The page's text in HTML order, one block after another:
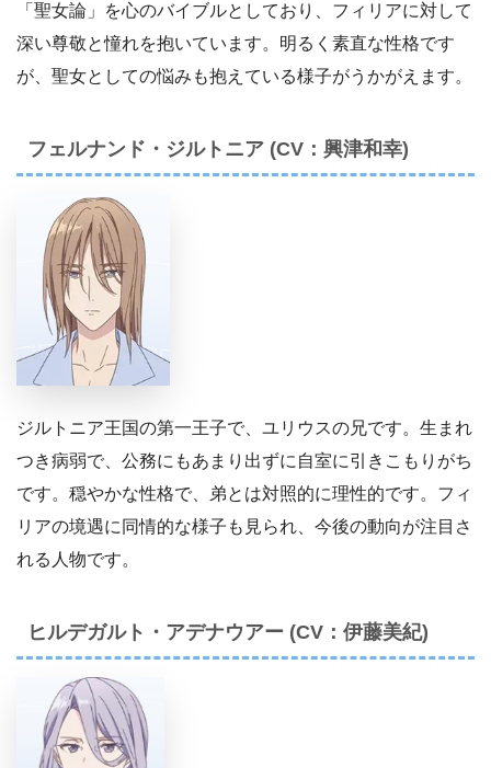
「聖女論」を心のバイブルとしており、フィリアに対して
深い尊敬と憧れを抱いています。明るく素直な性格です
が、聖女としての悩みも抱えている様子がうかがえます。
フェルナンド・ジルトニア (CV：興津和幸)
ジルトニア王国の第一王子で、ユリウスの兄です。生まれ
つき病弱で、公務にもあまり出ずに自室に引きこもりがち
です。穏やかな性格で、弟とは対照的に理性的です。フィ
リアの境遇に同情的な様子も見られ、今後の動向が注目さ
れる人物です。
ヒルデガルト・アデナウアー (CV：伊藤美紀)